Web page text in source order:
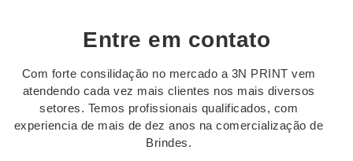
Entre em contato
Com forte consilidação no mercado a 3N PRINT vem
atendendo cada vez mais clientes nos mais diversos
setores. Temos profissionais qualificados, com
experiencia de mais de dez anos na comercialização de
Brindes.